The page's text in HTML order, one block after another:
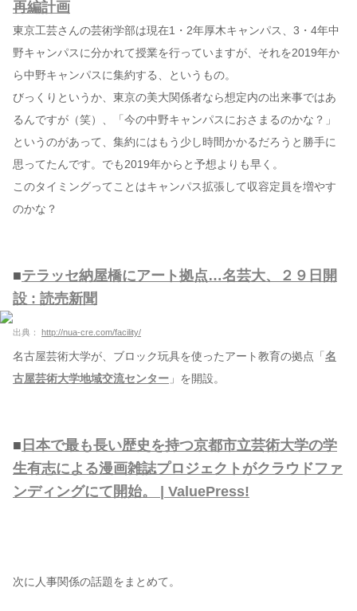
再編計画
東京工芸さんの芸術学部は現在1・2年厚木キャンパス、3・4年中
野キャンパスに分かれて授業を行っていますが、それを2019年か
ら中野キャンパスに集約する、というもの。
びっくりというか、東京の美大関係者なら想定内の出来事ではあ
るんですが（笑）、「今の中野キャンパスにおさまるのかな？」
というのがあって、集約にはもう少し時間かかるだろうと勝手に
思ってたんです。でも2019年からと予想よりも早く。
このタイミングってことはキャンパス拡張して収容定員を増やす
のかな？
■テラッセ納屋橋にアート拠点…名芸大、２９日開
設 : 読売新聞
出典： http://nua-cre.com/facility/
名古屋芸術大学が、ブロック玩具を使ったアート教育の拠点「 名
古屋芸術大学地域交流センター 」を開設。
■ 日本で最も長い歴史を持つ京都市立芸術大学の学
生有志による漫画雑誌プロジェクトがクラウドファ
ンディングにて開始。 | ValuePress!
次に人事関係の話題をまとめて。